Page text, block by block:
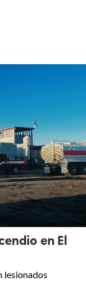
en El
lesionados